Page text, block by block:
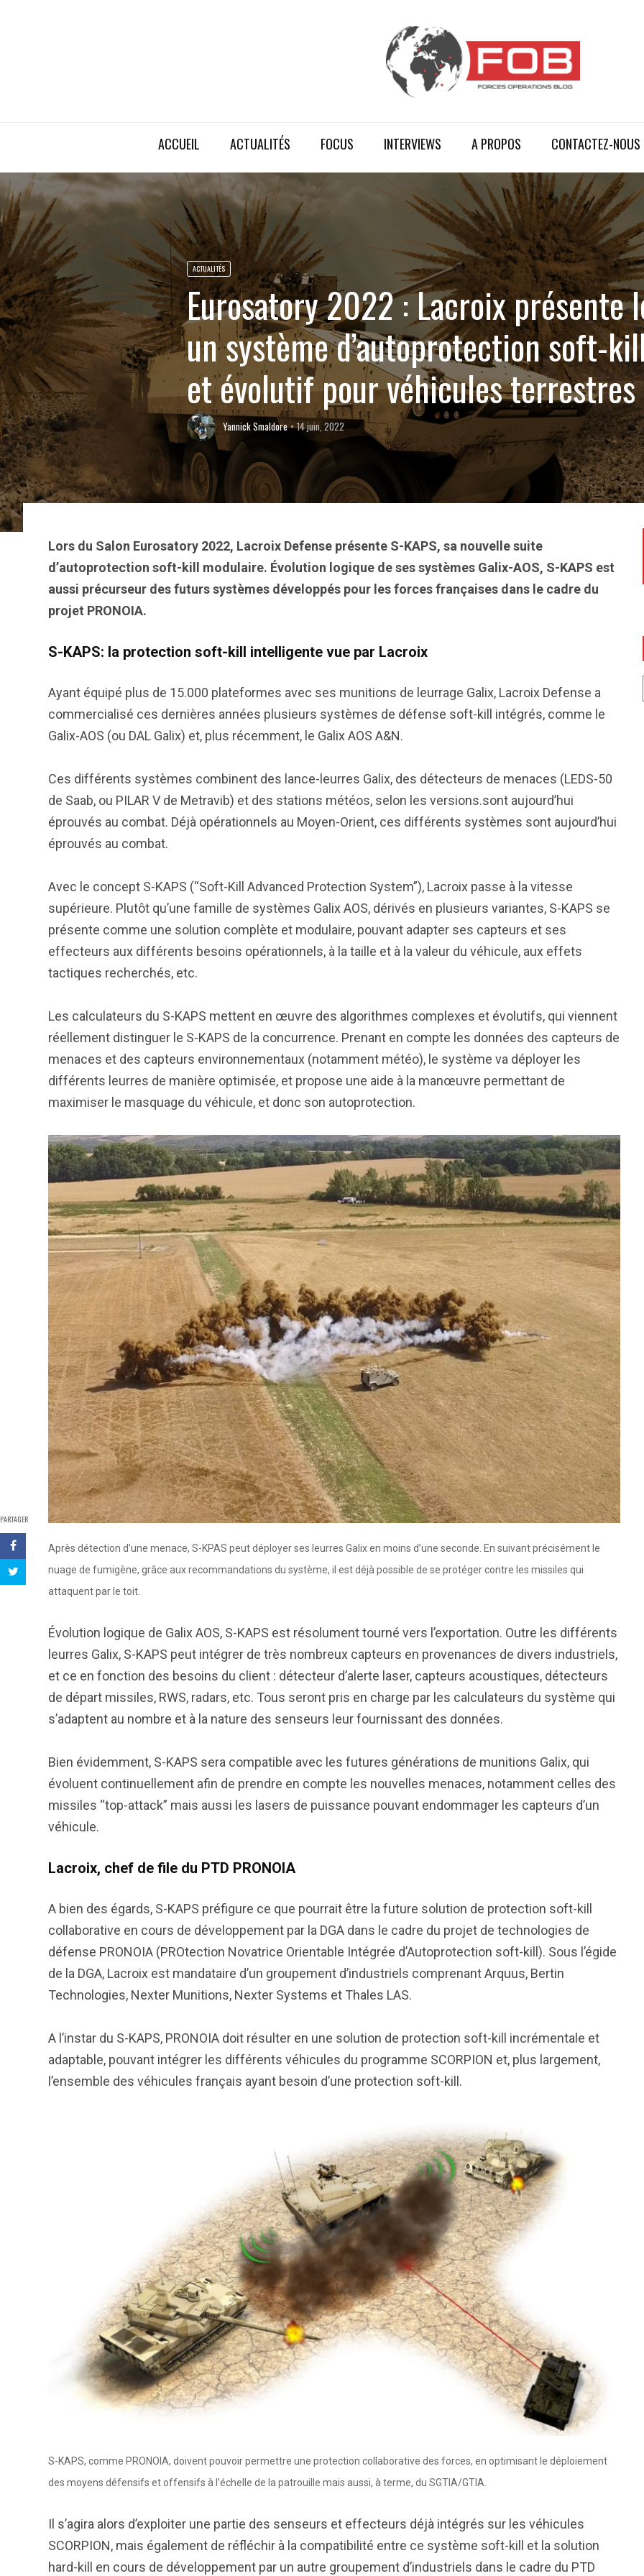
ACCUEIL ACTUALITÉS FOCUS INTERVIEWS A PROPOS CONTACTEZ-NOUS
ACTUALITÉS
Eurosatory 2022 : Lacroix présente
un système d’autoprotection soft-
et évolutif pour véhicules terrestres
Yannick Smaldore 14 juin, 2022
PARTAGER
Lors du Salon Eurosatory 2022, Lacroix Defense présente S-KAPS, sa nouvelle suite
d’autoprotection soft-kill modulaire. Évolution logique de ses systèmes Galix-AOS, S-KAPS est
aussi précurseur des futurs systèmes développés pour les forces françaises dans le cadre du
projet PRONOIA.
S-KAPS: la protection soft-kill intelligente vue par Lacroix
Ayant équipé plus de 15.000 plateformes avec ses munitions de leurrage Galix, Lacroix Defense a
commercialisé ces dernières années plusieurs systèmes de défense soft-kill intégrés, comme le
Galix-AOS (ou DAL Galix) et, plus récemment, le Galix AOS A&N.
Ces différents systèmes combinent des lance-leurres Galix, des détecteurs de menaces (LEDS-50
de Saab, ou PILAR V de Metravib) et des stations météos, selon les versions.sont aujourd’hui
éprouvés au combat. Déjà opérationnels au Moyen-Orient, ces différents systèmes sont aujourd’hui
éprouvés au combat.
Avec le concept S-KAPS (“Soft-Kill Advanced Protection System”), Lacroix passe à la vitesse
supérieure. Plutôt qu’une famille de systèmes Galix AOS, dérivés en plusieurs variantes, S-KAPS se
présente comme une solution complète et modulaire, pouvant adapter ses capteurs et ses
effecteurs aux différents besoins opérationnels, à la taille et à la valeur du véhicule, aux effets
tactiques recherchés, etc.
Les calculateurs du S-KAPS mettent en œuvre des algorithmes complexes et évolutifs, qui viennent
réellement distinguer le S-KAPS de la concurrence. Prenant en compte les données des capteurs de
menaces et des capteurs environnementaux (notamment météo), le système va déployer les
différents leurres de manière optimisée, et propose une aide à la manœuvre permettant de
maximiser le masquage du véhicule, et donc son autoprotection.
Après détection d’une menace, S-KPAS peut déployer ses leurres Galix en moins d’une seconde. En suivant précisément le
nuage de fumigène, grâce aux recommandations du système, il est déjà possible de se protéger contre les missiles qui
attaquent par le toit.
Évolution logique de Galix AOS, S-KAPS est résolument tourné vers l’exportation. Outre les différents
leurres Galix, S-KAPS peut intégrer de très nombreux capteurs en provenances de divers industriels,
et ce en fonction des besoins du client : détecteur d’alerte laser, capteurs acoustiques, détecteurs
de départ missiles, RWS, radars, etc. Tous seront pris en charge par les calculateurs du système qui
s’adaptent au nombre et à la nature des senseurs leur fournissant des données.
Bien évidemment, S-KAPS sera compatible avec les futures générations de munitions Galix, qui
évoluent continuellement afin de prendre en compte les nouvelles menaces, notamment celles des
missiles “top-attack” mais aussi les lasers de puissance pouvant endommager les capteurs d’un
véhicule.
Lacroix, chef de file du PTD PRONOIA
A bien des égards, S-KAPS préfigure ce que pourrait être la future solution de protection soft-kill
collaborative en cours de développement par la DGA dans le cadre du projet de technologies de
défense PRONOIA (PROtection Novatrice Orientable Intégrée d’Autoprotection soft-kill). Sous l’égide
de la DGA, Lacroix est mandataire d’un groupement d’industriels comprenant Arquus, Bertin
Technologies, Nexter Munitions, Nexter Systems et Thales LAS.
A l’instar du S-KAPS, PRONOIA doit résulter en une solution de protection soft-kill incrémentale et
adaptable, pouvant intégrer les différents véhicules du programme SCORPION et, plus largement,
l’ensemble des véhicules français ayant besoin d’une protection soft-kill.
S-KAPS, comme PRONOIA, doivent pouvoir permettre une protection collaborative des forces, en optimisant le déploiement
des moyens défensifs et offensifs à l’échelle de la patrouille mais aussi, à terme, du SGTIA/GTIA.
Il s’agira alors d’exploiter une partie des senseurs et effecteurs déjà intégrés sur les véhicules
SCORPION, mais également de réfléchir à la compatibilité entre ce système soft-kill et la solution
hard-kill en cours de développement par un autre groupement d’industriels dans le cadre du PTD